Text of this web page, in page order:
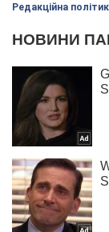
Редакційна